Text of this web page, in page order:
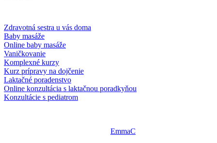
Zdravotná sestra u vás doma
Baby masáže
Online baby masáže
Vaničkovanie
Komplexné kurzy
Kurz prípravy na dojčenie
Laktačné poradenstvo
Online konzultácia s laktačnou poradkyňou
Konzultácie s pediatrom
EmmaC